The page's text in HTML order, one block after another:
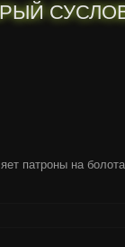
патроны на